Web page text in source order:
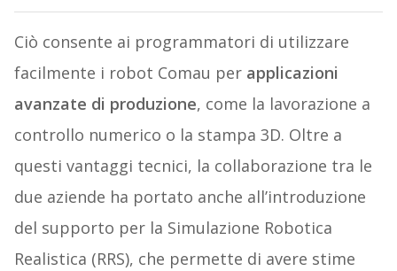
Ciò consente ai programmatori di utilizzare
facilmente i robot Comau per applicazioni
avanzate di produzione, come la lavorazione a
controllo numerico o la stampa 3D. Oltre a
questi vantaggi tecnici, la collaborazione tra le
due aziende ha portato anche all’introduzione
del supporto per la Simulazione Robotica
Realistica (RRS), che permette di avere stime